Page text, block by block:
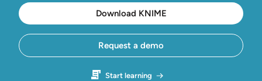
Download KNIME
Request a demo
Start learning